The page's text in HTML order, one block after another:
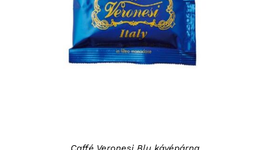
OPCIÓK VÁLASZTÁSA THIS
PRODUCT
HAS
MULTIPLE
VARIANTS.
THE
/ RÉSZLETEK